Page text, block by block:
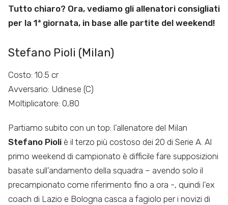
Tutto chiaro? Ora, vediamo gli allenatori consigliati
per la 1ª giornata, in base alle partite del weekend!
Stefano Pioli (Milan)
Costo: 10.5 cr
Avversario: Udinese (C)
Moltiplicatore: 0,80
Partiamo subito con un top: l’allenatore del Milan
Stefano Pioli è il terzo più costoso dei 20 di Serie A. Al
primo weekend di campionato è difficile fare supposizioni
basate sull’andamento della squadra – avendo solo il
precampionato come riferimento fino a ora -, quindi l’ex
coach di Lazio e Bologna casca a fagiolo per i novizi di